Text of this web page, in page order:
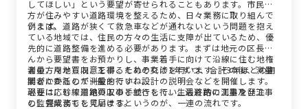
してほしい」という要望が寄せられることもあります。市民の
方が住みやすい道路環境を整えるため、日々業務に取り組んで
います。
例えば、道路が狭くて救急車などが通れないという問題を抱え
ている地域では、住民の方々の生活に支障が出ているため、優
先的に道路整備を進める必要があります。まずは地元の区長さ
んから要望書をお預かりし、事業着手に向けて沿線に住む地権
者の方々から同意を得るための交渉を行います。その後、測量
業者に委託して測量を行い、設計の説明会などを開催します。
必要に応じて用地買収の手続きを行い、最終的に工事を発注
し、完成までを見届けるというのが、一連の流れです。
測量、用地買収、工事、それぞれに1年ずつ、合計3年ほどの期
間がかかるのが一般的ですね。
現在は、幹線道路の工事と並行して、生活道路の測量及び工事
の監督業務もしています。